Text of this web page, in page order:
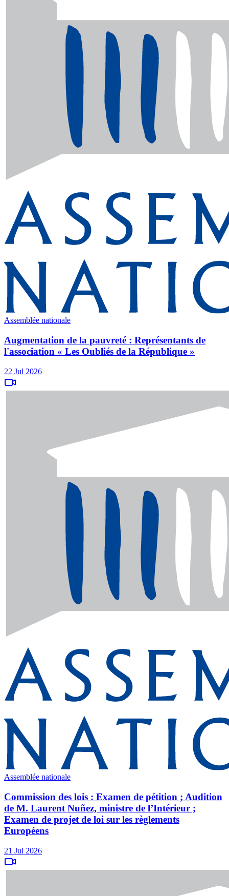
Assemblée nationale
Augmentation de la pauvreté : Représentants de
l'association « Les Oubliés de la République »
22 Jul 2026
Assemblée nationale
Commission des lois : Examen de pétition ; Audition
de M. Laurent Nuñez, ministre de l’Intérieur ;
Examen de projet de loi sur les règlements
Européens
21 Jul 2026